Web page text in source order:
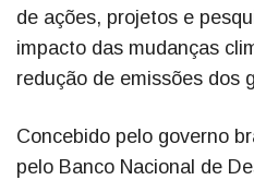
de ações, projetos e
impacto das mudanças
redução de emissões dos
Concebido pelo governo
pelo Banco Nacional de